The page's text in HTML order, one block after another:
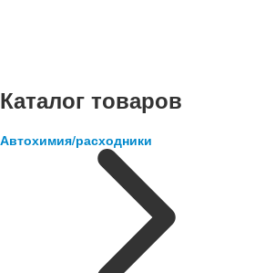
Каталог товаров
Автохимия/расходники